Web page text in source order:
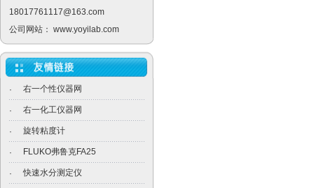
18017761117@163.com
公司网站： www.yoyilab.com
· 右一个性仪器网
· 右一化工仪器网
· 旋转粘度计
· FLUKO弗鲁克FA25
· 快速水分测定仪